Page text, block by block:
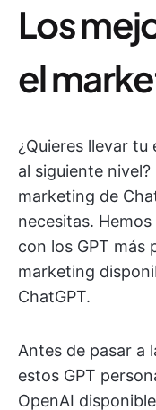
Los
el
¿Quieres llevar
al siguiente
marketing de
necesitas.
con los GPT más
marketing
ChatGPT.
Antes de pasar a
estos GPT
OpenAI